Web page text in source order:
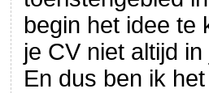
begin het idee te
je CV niet altijd
En dus ben ik